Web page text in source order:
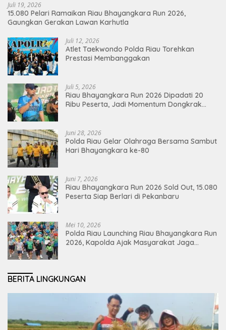
Juli 19, 2026
15.080 Pelari Ramaikan Riau Bhayangkara Run 2026,
Gaungkan Gerakan Lawan Karhutla
Juli 12, 2026
Atlet Taekwondo Polda Riau Torehkan
Prestasi Membanggakan
Juli 5, 2026
Riau Bhayangkara Run 2026 Dipadati 20
Ribu Peserta, Jadi Momentum Dongkrak
Juni 28, 2026
Polda Riau Gelar Olahraga Bersama Sambut
Hari Bhayangkara ke-80
Juni 7, 2026
Riau Bhayangkara Run 2026 Sold Out, 15.080
Peserta Siap Berlari di Pekanbaru
Mei 10, 2026
Polda Riau Launching Riau Bhayangkara Run
2026, Kapolda Ajak Masyarakat Jaga
BERITA LINGKUNGAN